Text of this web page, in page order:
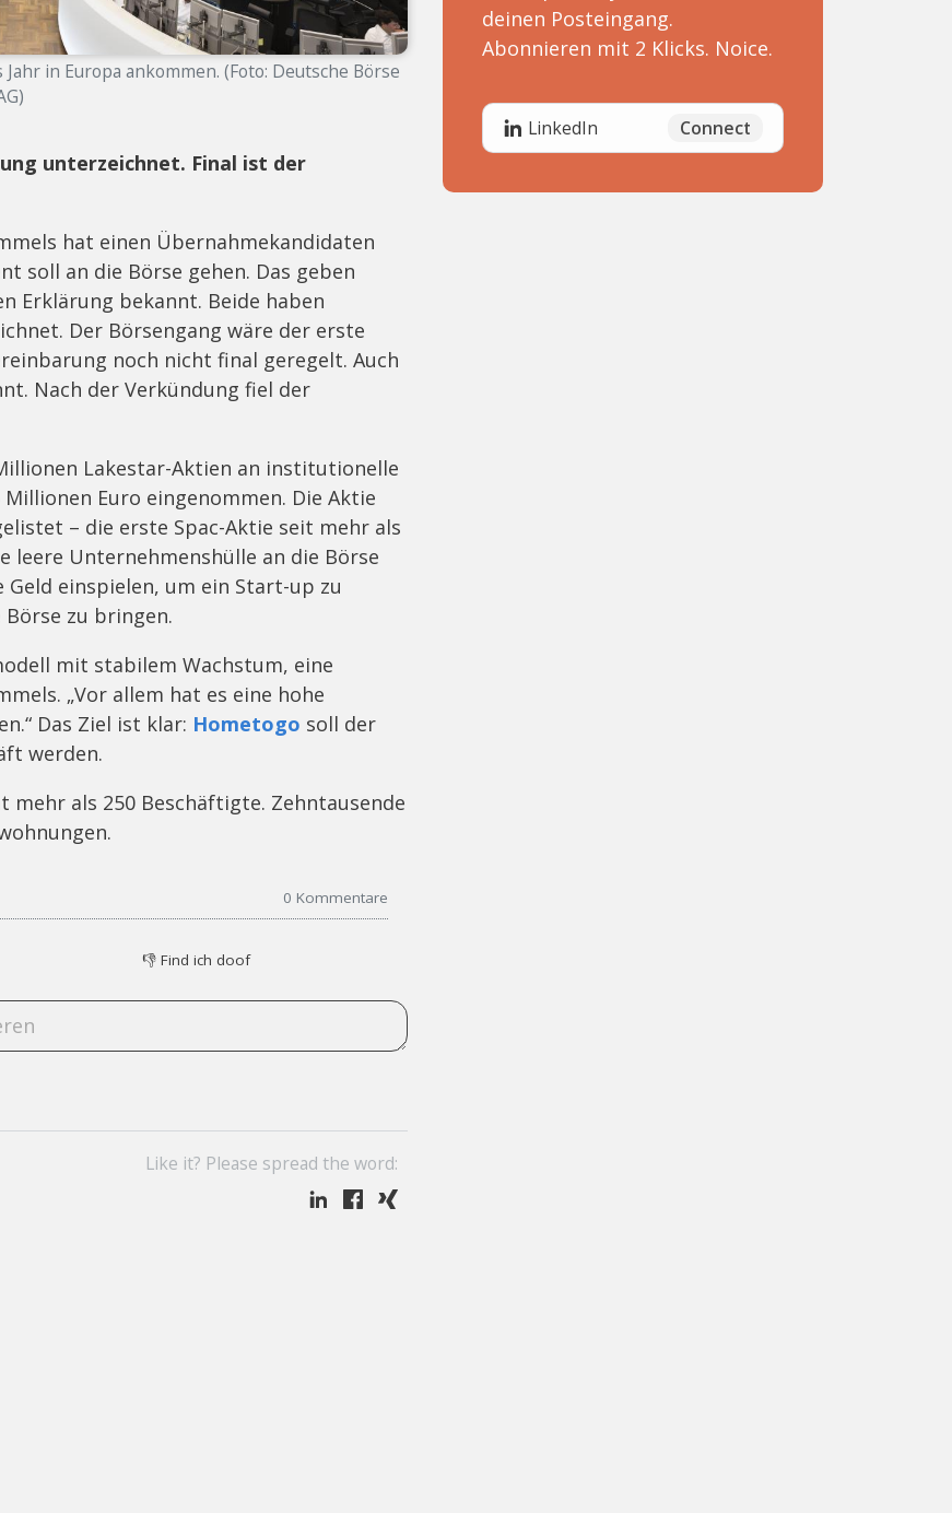
in Europa ankommen. (Foto: Deutsche Börse
unterzeichnet. Final ist der
hat einen Übernahmekandidaten
soll an die Börse gehen. Das geben
Erklärung bekannt. Beide haben
Der Börsengang wäre der erste
noch nicht final geregelt. Auch
Nach der Verkündung fiel der
Lakestar-Aktien an institutionelle
Euro eingenommen. Die Aktie
– die erste Spac-Aktie seit mehr als
leere Unternehmenshülle an die Börse
einspielen, um ein Start-up zu
zu bringen.
mit stabilem Wachstum, eine
„Vor allem hat es eine hohe
Das Ziel ist klar: Hometogo soll der
werden.
als 250 Beschäftigte. Zehntausende
0 Kommentare
👎 Find ich doof
Like it? Please spread the word:
deinen Posteingang.
Abonnieren mit 2 Klicks. Noice.
LinkedIn Connect